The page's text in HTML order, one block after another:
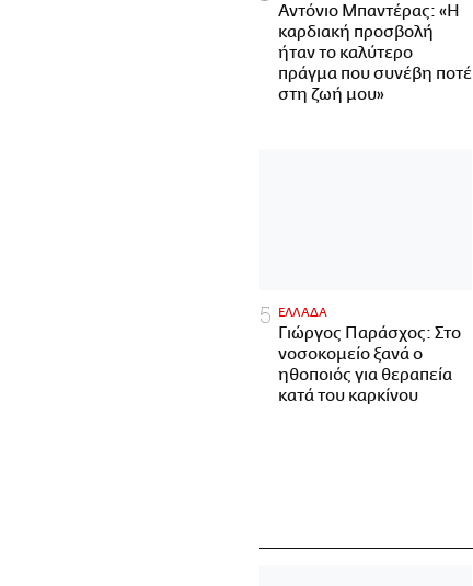
Αντόνιο Μπαντέρας: «Η
καρδιακή προσβολή
ήταν το καλύτερο
πράγμα που συνέβη ποτέ
στη ζωή μου»
ΕΛΛΑΔΑ
Γιώργος Παράσχος: Στο
νοσοκομείο ξανά ο
ηθοποιός για θεραπεία
κατά του καρκίνου